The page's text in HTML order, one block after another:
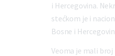
i Hercegovina.
stećkom je i
Bosne i
Veoma je mali